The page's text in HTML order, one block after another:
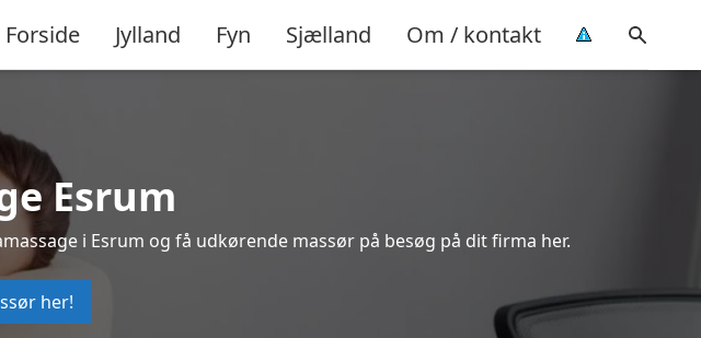
Forside Jylland Fyn Sjælland Om / kontakt
Esrum
i Esrum og få udkørende massør på besøg på dit firma her.
her!